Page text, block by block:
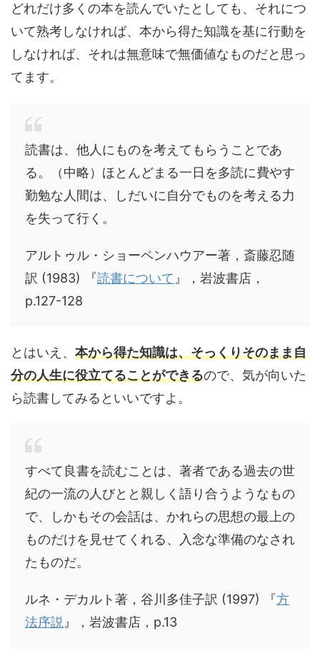
どれだけ多くの本を読んでいたとしても、それにつ
いて熟考しなければ、本から得た知識を基に行動を
しなければ、それは無意味で無価値なものだと思っ
てます。
読書は、他人にものを考えてもらうことであ
る。（中略）ほとんどまる一日を多読に費やす
勤勉な人間は、しだいに自分でものを考える力
を失って行く。
アルトゥル・ショーペンハウアー著，斎藤忍随
訳 (1983) 『読書について 』，岩波書店，
p.127-128
とはいえ、 本から得た知識は、そっくりそのまま自
分の人生に役立てることができるので、気が向いた
ら読書してみるといいですよ。
すべて良書を読むことは、著者である過去の世
紀の一流の人びとと親しく語り合うようなもの
で、しかもその会話は、かれらの思想の最上の
ものだけを見せてくれる、入念な準備のなされ
たものだ。
ルネ・デカルト著，谷川多佳子訳 (1997) 『方
法序説 』，岩波書店，p.13